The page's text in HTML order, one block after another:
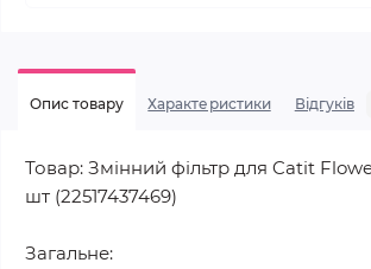
Опис товару Характеристики Відгуків
Товар: Змінний фільтр для Catit
шт (22517437469)
Загальне: